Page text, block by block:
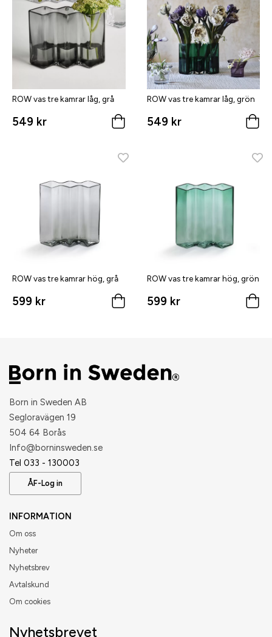
ROW vas tre kamrar låg, grå
549 kr
ROW vas tre kamrar låg, grön
549 kr
ROW vas tre kamrar hög, grå
599 kr
ROW vas tre kamrar hög, grön
599 kr
Born in Sweden AB
Segloravägen 19
504 64 Borås
​Info@borninsweden.se
Tel 033 - 130003
ÅF-Log in
INFORMATION
Om oss
Nyheter
Nyhetsbrev
Avtalskund
Om cookies
Nyhetsbrevet